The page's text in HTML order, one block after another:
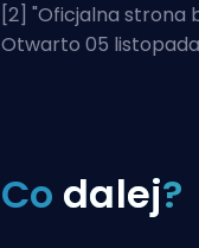
[2] "Oficjalna strona
Otwarto 05
Co dalej?